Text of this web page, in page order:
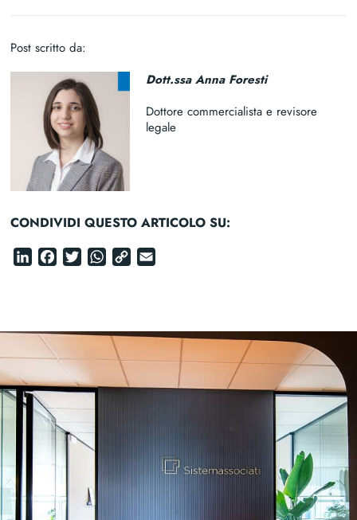
Post scritto da:
Dott.ssa Anna Foresti
Dottore commercialista e revisore
legale
CONDIVIDI QUESTO ARTICOLO SU:
LinkedIn
Facebook
Twitter
WhatsApp
Copy